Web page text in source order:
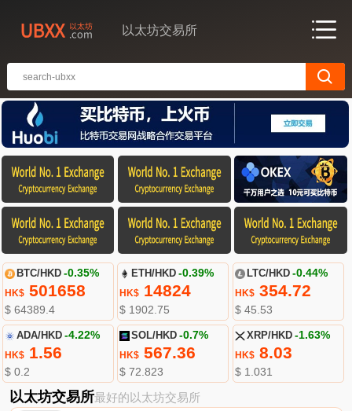
以太坊交易所
BTC/HKD -0.35%
HK$501658
$ 64389.4
ETH/HKD -0.39%
HK$ 14824
$ 1902.75
LTC/HKD -0.44%
HK$354.72
$ 45.53
ADA/HKD -4.22%
HK$1.56
$ 0.2
SOL/HKD -0.7%
HK$ 567.36
$ 72.823
XRP/HKD -1.63%
HK$8.03
$ 1.031
以太坊交易所最好的以太坊交易所